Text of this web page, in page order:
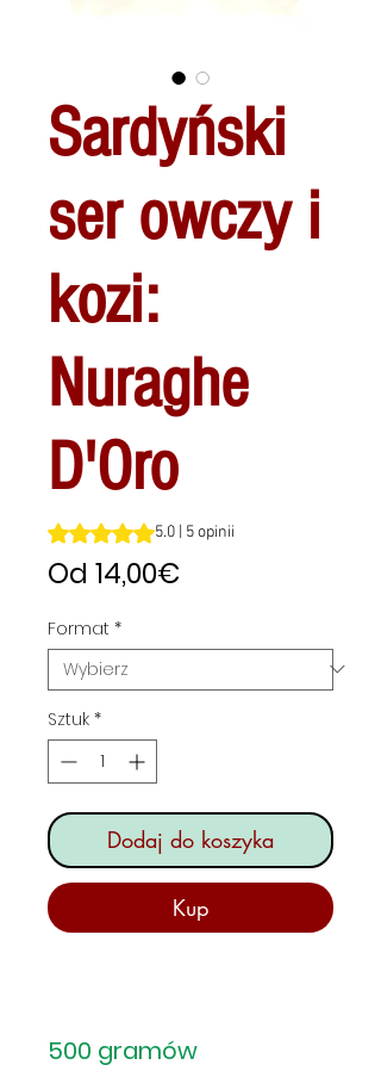
Sardyński
ser owczy i
kozi:
Nuraghe
D'Oro
Ocena to 5.0 na pięć gwiazdek na
5.0 | 5 opinii
Od 14,00€
Format *
Sztuk *
Dodaj do koszyka
Kup
500 gramów